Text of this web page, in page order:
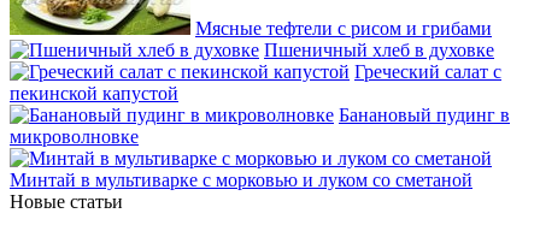
Мясные тефтели с рисом и грибами
Пшеничный хлеб в духовке
Греческий салат с
пекинской капустой
Банановый пудинг в
микроволновке
Минтай в мультиварке с морковью и луком со сметаной
Новые статьи